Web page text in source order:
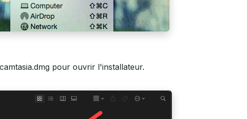
pour ouvrir l'installateur.